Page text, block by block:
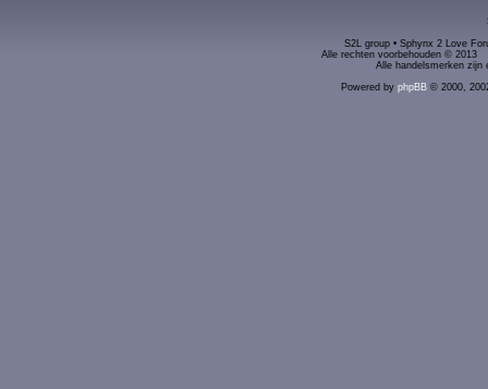
S2L group • Sphynx 2 Love
Alle rechten voorbehouden ©
Alle handelsmerken zijn
Powered by phpBB© 2000,